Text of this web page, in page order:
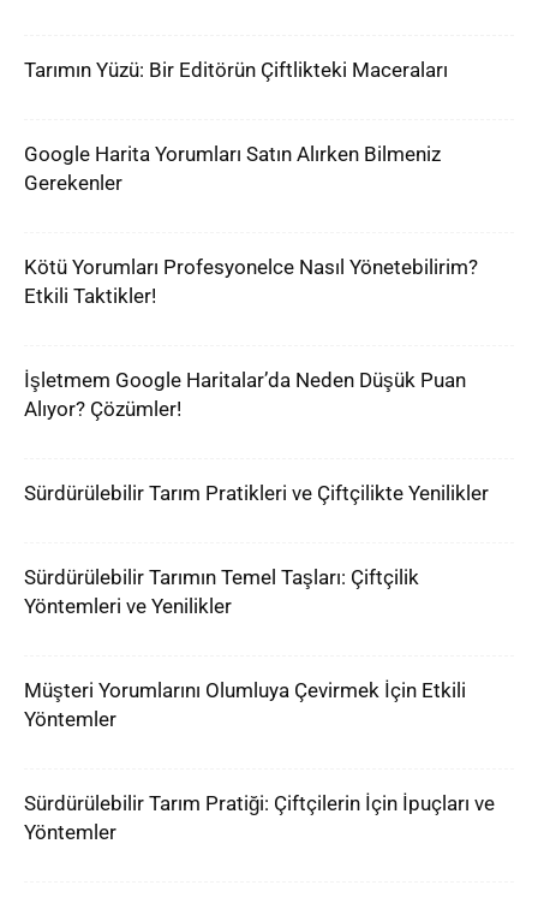
Tarımın Yüzü: Bir Editörün Çiftlikteki Maceraları
Google Harita Yorumları Satın Alırken Bilmeniz
Gerekenler
Kötü Yorumları Profesyonelce Nasıl Yönetebilirim?
Etkili Taktikler!
İşletmem Google Haritalar’da Neden Düşük Puan
Alıyor? Çözümler!
Sürdürülebilir Tarım Pratikleri ve Çiftçilikte Yenilikler
Sürdürülebilir Tarımın Temel Taşları: Çiftçilik
Yöntemleri ve Yenilikler
Müşteri Yorumlarını Olumluya Çevirmek İçin Etkili
Yöntemler
Sürdürülebilir Tarım Pratiği: Çiftçilerin İçin İpuçları ve
Yöntemler